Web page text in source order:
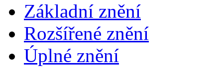
Základní znění
Rozšířené znění
Úplné znění